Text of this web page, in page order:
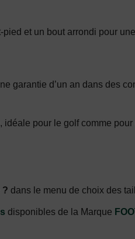
pied et un bout arrondi pour
garantie d’un an dans des
pour le golf comme
? dans le menu de choix des
disponibles de la Marque